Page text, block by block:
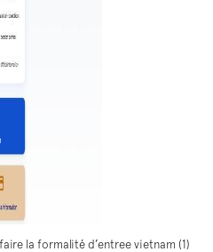
la formalité d’entree vietnam (1)